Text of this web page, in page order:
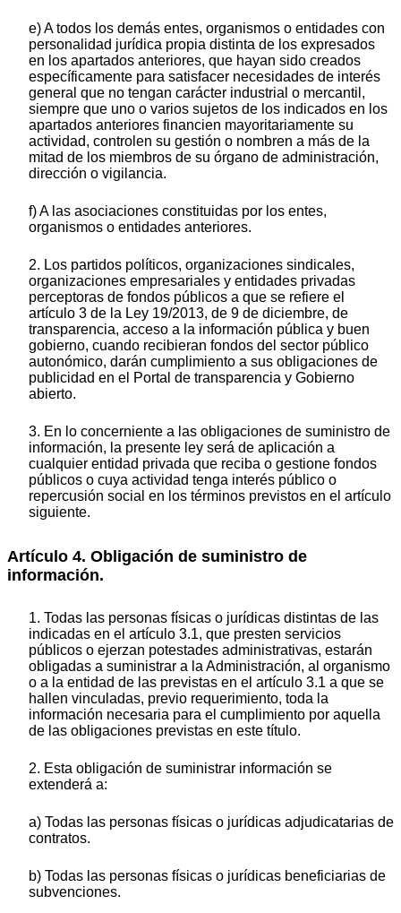
e) A todos los demás entes, organismos o entidades con
personalidad jurídica propia distinta de los expresados
en los apartados anteriores, que hayan sido creados
específicamente para satisfacer necesidades de interés
general que no tengan carácter industrial o mercantil,
siempre que uno o varios sujetos de los indicados en los
apartados anteriores financien mayoritariamente su
actividad, controlen su gestión o nombren a más de la
mitad de los miembros de su órgano de administración,
dirección o vigilancia.
f) A las asociaciones constituidas por los entes,
organismos o entidades anteriores.
2. Los partidos políticos, organizaciones sindicales,
organizaciones empresariales y entidades privadas
perceptoras de fondos públicos a que se refiere el
artículo 3 de la Ley 19/2013, de 9 de diciembre, de
transparencia, acceso a la información pública y buen
gobierno, cuando recibieran fondos del sector público
autonómico, darán cumplimiento a sus obligaciones de
publicidad en el Portal de transparencia y Gobierno
abierto.
3. En lo concerniente a las obligaciones de suministro de
información, la presente ley será de aplicación a
cualquier entidad privada que reciba o gestione fondos
públicos o cuya actividad tenga interés público o
repercusión social en los términos previstos en el artículo
siguiente.
Artículo 4. Obligación de suministro de
información.
1. Todas las personas físicas o jurídicas distintas de las
indicadas en el artículo 3.1, que presten servicios
públicos o ejerzan potestades administrativas, estarán
obligadas a suministrar a la Administración, al organismo
o a la entidad de las previstas en el artículo 3.1 a que se
hallen vinculadas, previo requerimiento, toda la
información necesaria para el cumplimiento por aquella
de las obligaciones previstas en este título.
2. Esta obligación de suministrar información se
extenderá a:
a) Todas las personas físicas o jurídicas adjudicatarias de
contratos.
b) Todas las personas físicas o jurídicas beneficiarias de
subvenciones.